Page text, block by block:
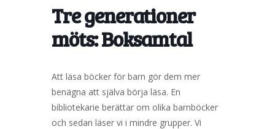
Tre generationer
möts: Boksamtal
Att läsa böcker för barn gör dem mer
benägna att själva börja läsa. En
bibliotekarie berättar om olika barnböcker
och sedan läser vi i mindre grupper. Vi